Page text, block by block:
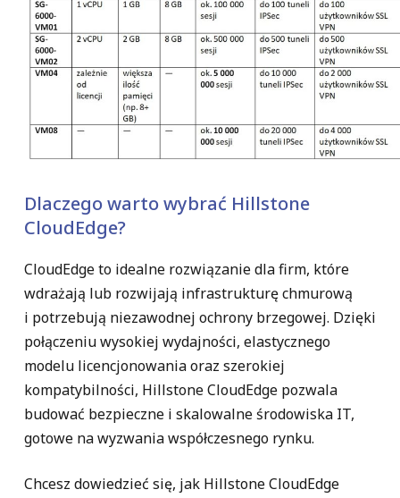
Dlaczego warto wybrać Hillstone
CloudEdge?
CloudEdge to idealne rozwiązanie dla firm, które
wdrażają lub rozwijają infrastrukturę chmurową
i potrzebują niezawodnej ochrony brzegowej. Dzięki
połączeniu wysokiej wydajności, elastycznego
modelu licencjonowania oraz szerokiej
kompatybilności, Hillstone CloudEdge pozwala
budować bezpieczne i skalowalne środowiska IT,
gotowe na wyzwania współczesnego rynku.
Chcesz dowiedzieć się, jak Hillstone CloudEdge